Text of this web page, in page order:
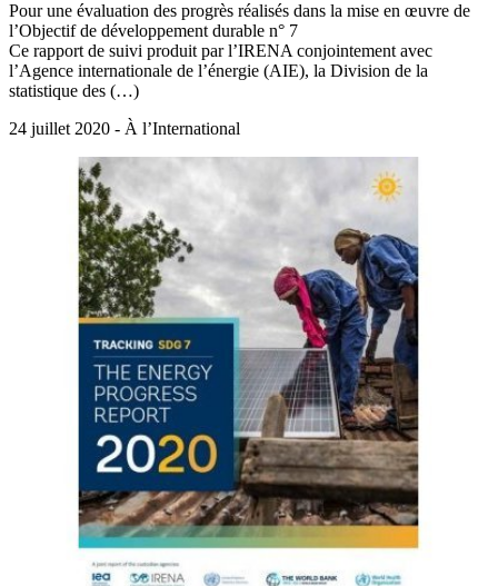
Pour une évaluation des progrès réalisés dans la mise en œuvre de
l’Objectif de développement durable n° 7
Ce rapport de suivi produit par l’IRENA conjointement avec
l’Agence internationale de l’énergie (AIE), la Division de la
statistique des (…)
24 juillet 2020 - À l’International